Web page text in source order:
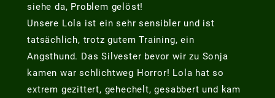
siehe da, Problem gelöst!
Unsere Lola ist ein sehr sensibler und ist
tatsächlich, trotz gutem Training, ein
Angsthund. Das Silvester bevor wir zu Sonja
kamen war schlichtweg Horror! Lola hat so
extrem gezittert, gehechelt, gesabbert und kam